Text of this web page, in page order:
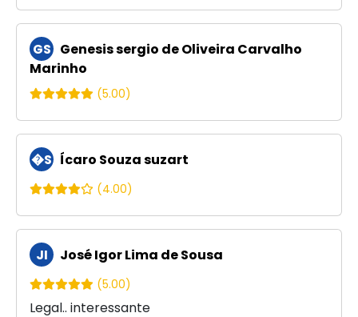
GS Genesis sergio de Oliveira Carvalho
Marinho
(5.00)
�S Ícaro Souza suzart
(4.00)
JI José Igor Lima de Sousa
(5.00)
Legal.. interessante